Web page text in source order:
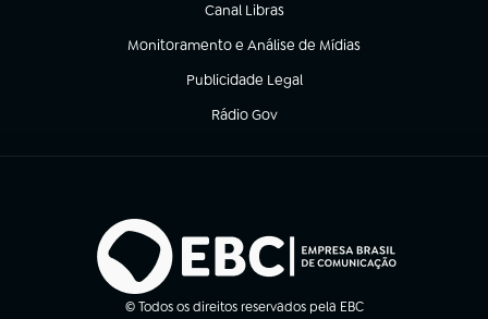
Canal Libras
(abre em nova aba)
Monitoramento e Análise de Mídias
(abre em nova aba)
Publicidade Legal
(abre em nova aba)
Rádio Gov
(abre em nova aba)
© Todos os direitos reservados pela EBC